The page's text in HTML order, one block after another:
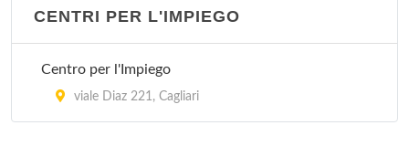
CENTRI PER L'IMPIEGO
Centro per l'Impiego
viale Diaz 221, Cagliari